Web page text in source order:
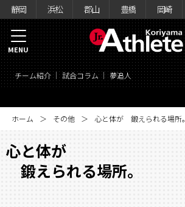
静岡 浜松 郡山 豊橋 岡崎
チーム紹介 試合コラム 夢追人
MENU
ホーム その他 心と体が 鍛えられる場所。
心と体が
鍛えられる場所。